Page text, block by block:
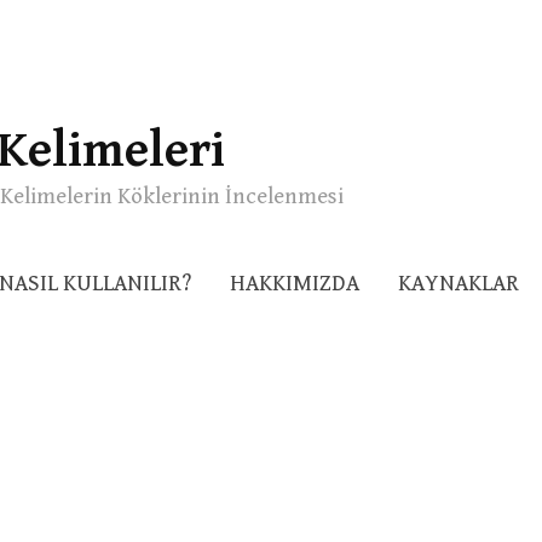
Kelimelerin Köklerinin İncelenmesi
NASIL KULLANILIR? HAKKIMIZDA KAYNAKLAR